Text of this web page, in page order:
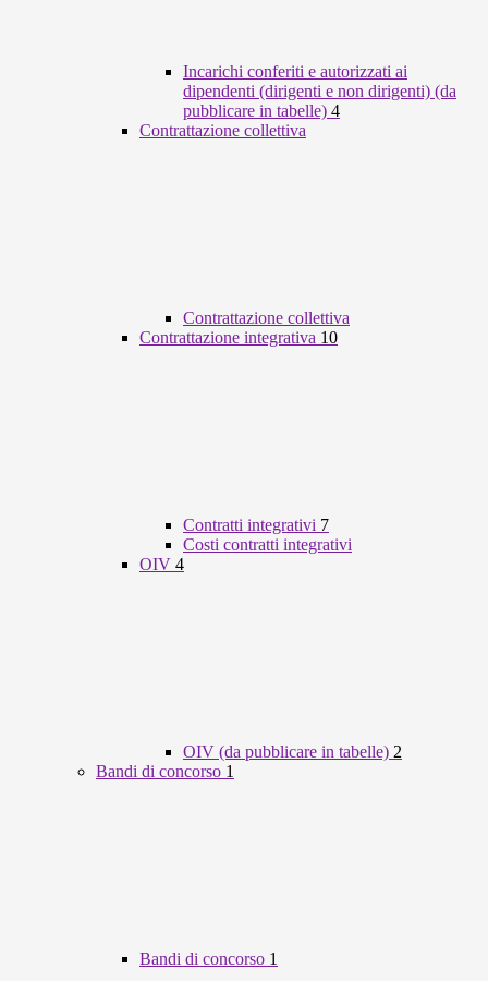
Incarichi conferiti e autorizzati ai
dipendenti (dirigenti e non dirigenti) (da
pubblicare in tabelle) 4
Contrattazione collettiva
Contrattazione collettiva
Contrattazione integrativa 10
Contratti integrativi 7
Costi contratti integrativi
OIV 4
OIV (da pubblicare in tabelle) 2
Bandi di concorso 1
Bandi di concorso 1